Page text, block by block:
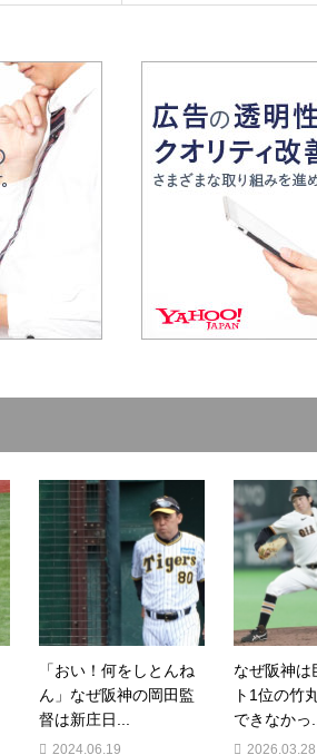
「おい！何をしとんね
ん」なぜ阪神の岡田監
督は新庄日...
2024.06.19
なぜ阪神は
ト1位の竹
できなかっ
2026.03.28